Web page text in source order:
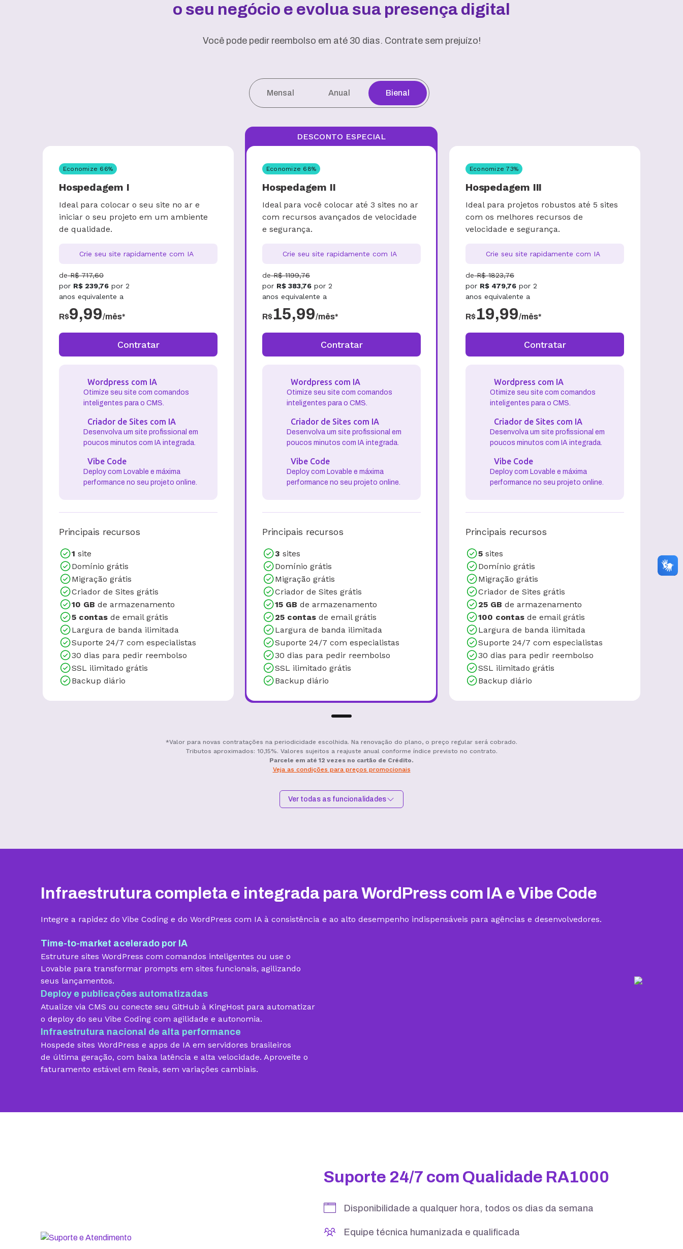
o seu negócio e evolua sua presença digital
Você pode pedir reembolso em até 30 dias. Contrate sem prejuízo!
Mensal Anual Bienal
Economize 66%
Hospedagem I
Ideal para colocar o seu site no ar e
iniciar o seu projeto em um ambiente
de qualidade.
Crie seu site rapidamente com IA
de R$ 717,60
por R$ 239,76 por 2
anos equivalente a
R$9,99/mês*
Contratar
Wordpress com IA
Otimize seu site com comandos
inteligentes para o CMS.
Criador de Sites com IA
Desenvolva um site profissional em
poucos minutos com IA integrada.
Vibe Code
Deploy com Lovable e máxima
performance no seu projeto online.
Principais recursos
1 site
Domínio grátis
Migração grátis
Criador de Sites grátis
10 GB de armazenamento
5 contas de email grátis
Largura de banda ilimitada
Suporte 24/7 com especialistas
30 dias para pedir reembolso
SSL ilimitado grátis
Backup diário
Economize 68%
DESCONTO ESPECIAL
Hospedagem II
Ideal para você colocar até 3 sites no ar
com recursos avançados de velocidade
e segurança.
Crie seu site rapidamente com IA
de R$ 1199,76
por R$ 383,76 por 2
anos equivalente a
R$15,99/mês*
Contratar
Wordpress com IA
Otimize seu site com comandos
inteligentes para o CMS.
Criador de Sites com IA
Desenvolva um site profissional em
poucos minutos com IA integrada.
Vibe Code
Deploy com Lovable e máxima
performance no seu projeto online.
Principais recursos
3 sites
Domínio grátis
Migração grátis
Criador de Sites grátis
15 GB de armazenamento
25 contas de email grátis
Largura de banda ilimitada
Suporte 24/7 com especialistas
30 dias para pedir reembolso
SSL ilimitado grátis
Backup diário
Economize73%
Hospedagem III
Ideal para projetos robustos até 5 sites
com os melhores recursos de
velocidade e segurança.
Crie seu site rapidamente com IA
de R$ 1823,76
por R$ 479,76 por 2
anos equivalente a
R$19,99/mês*
Contratar
Wordpress com IA
Otimize seu site com comandos
inteligentes para o CMS.
Criador de Sites com IA
Desenvolva um site profissional em
poucos minutos com IA integrada.
Vibe Code
Deploy com Lovable e máxima
performance no seu projeto online.
Principais recursos
5 sites
Domínio grátis
Migração grátis
Criador de Sites grátis
25 GB de armazenamento
100 contas de email grátis
Largura de banda ilimitada
Suporte 24/7 com especialistas
30 dias para pedir reembolso
SSL ilimitado grátis
Backup diário
*Valor para novas contratações na periodicidade escolhida. Na renovação do plano, o preço regular será cobrado.
Tributos aproximados: 10,15%. Valores sujeitos a reajuste anual conforme índice previsto no contrato.
Parcele em até 12 vezes no cartão de Crédito.
Veja as condições para preços promocionais
Ver todas as funcionalidades
Armazenamento
Hospedagem gerenciada para
WordPress
Domínio grátis
Migração grátis
Vibe Coding
Criador de Sites grátis
Segurança
Infraestrutura completa e integrada para WordPress com IA e Vibe Code
Integre a rapidez do Vibe Coding e do WordPress com IA à consistência e ao alto desempenho indispensáveis para agências e desenvolvedores.
Time-to-market acelerado por IA
Estruture sites WordPress com comandos inteligentes ou use o
Lovable para transformar prompts em sites funcionais, agilizando
seus lançamentos.
Deploy e publicações automatizadas
Atualize via CMS ou conecte seu GitHub à KingHost para automatizar
o deploy do seu Vibe Coding com agilidade e autonomia.
Infraestrutura nacional de alta performance
Hospede sites WordPress e apps de IA em servidores brasileiros
de última geração, com baixa latência e alta velocidade. Aproveite o
faturamento estável em Reais, sem variações cambiais.
Suporte 24/7 com Qualidade RA1000
Disponibilidade a qualquer hora, todos os dias da semana
Equipe técnica humanizada e qualificada